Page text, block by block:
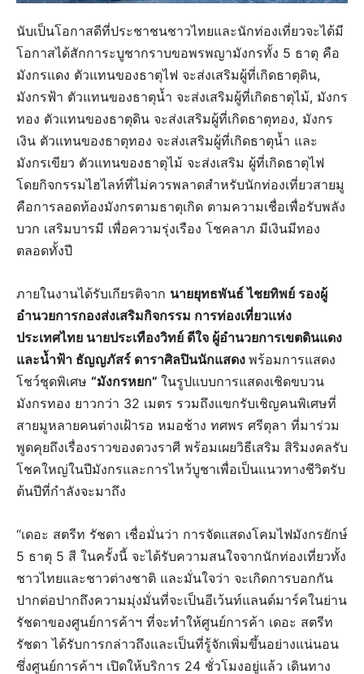
นับเป็นโอกาสดีที่ประชาชนชาวไทยและนักท่องเที่ยวจะได้มี
โอกาสได้สักการะบูชากราบขอพรพญามังกรทั้ง 5 ธาตุ คือ
มังกรแดง ตัวแทนของธาตุไฟ จะส่งเสริมผู้ที่เกิดธาตุดิน,
มังกรฟ้า ตัวแทนของธาตุน้ำ จะส่งเสริมผู้ที่เกิดธาตุไม้, มังกร
ทอง ตัวแทนของธาตุดิน จะส่งเสริมผู้ที่เกิดธาตุทอง, มังกร
เงิน ตัวแทนของธาตุทอง จะส่งเสริมผู้ที่เกิดธาตุน้ำ และ
มังกรเขียว ตัวแทนของธาตุไม้ จะส่งเสริม ผู้ที่เกิดธาตุไฟ
โดยกิจกรรมไฮไลท์ที่ไม่ควรพลาดสำหรับนักท่องเที่ยวสายมู
คือการลอดท้องมังกรตามธาตุเกิด ตามความเชื่อเพื่อรับพลัง
บวก เสริมบารมี เพื่อความรุ่งเรือง โชคลาภ มีเงินมีทอง
ตลอดทั้งปี
ภายในงานได้รับเกียรติจาก นายยุทธพันธ์ ไชยทิพย์ รองผู้
อำนวยการกองส่งเสริมกิจกรรม การท่องเที่ยวแห่ง
ประเทศไทย นายประเทืองวิทย์ ดีใจ ผู้อำนวยการเขตดินแดง
และน้ำฟ้า ธัญญภัสร์ ดาราศิลปินนักแสดง พร้อมการแสดง
โชว์ชุดพิเศษ “มังกรหยก” ในรูปแบบการแสดงเชิดขบวน
มังกรทอง ยาวกว่า 32 เมตร รวมถึงแขกรับเชิญคนพิเศษที่
สายมูหลายคนต่างเฝ้ารอ หมอช้าง ทศพร ศรีตุลา ที่มาร่วม
พูดคุยถึงเรื่องราวของดวงราศี พร้อมเผยวิธีเสริม สิริมงคลรับ
โชคใหญ่ในปีมังกรและการไหว้บูชาเพื่อเป็นแนวทางชีวิตรับ
ต้นปีที่กำลังจะมาถึง
“เดอะ สตรีท รัชดา เชื่อมั่นว่า การจัดแสดงโคมไฟมังกรยักษ์
5 ธาตุ 5 สี ในครั้งนี้ จะได้รับความสนใจจากนักท่องเที่ยวทั้ง
ชาวไทยและชาวต่างชาติ และมั่นใจว่า จะเกิดการบอกกัน
ปากต่อปากถึงความมุ่งมั่นที่จะเป็นอีเว้นท์แลนด์มาร์คในย่าน
รัชดาของศูนย์การค้าฯ ที่จะทำให้ศูนย์การค้า เดอะ สตรีท
รัชดา ได้รับการกล่าวถึงและเป็นที่รู้จักเพิ่มขึ้นอย่างแน่นอน
ซึ่งศูนย์การค้าฯ เปิดให้บริการ 24 ชั่วโมงอยู่แล้ว เดินทาง